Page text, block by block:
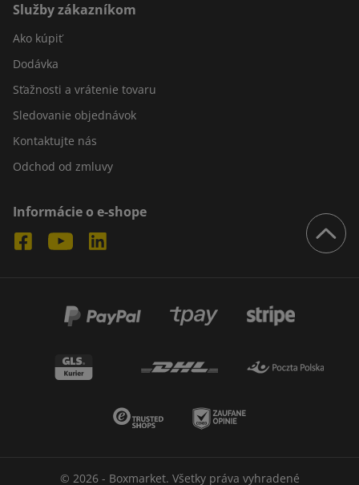
Služby zákazníkom
Ako kúpiť
Dodávka
Sťažnosti a vrátenie tovaru
Sledovanie objednávok
Kontaktujte nás
Odchod od zmluvy
Informácie o e-shope
© 2026 - Boxmarket. Všetky práva vyhradené